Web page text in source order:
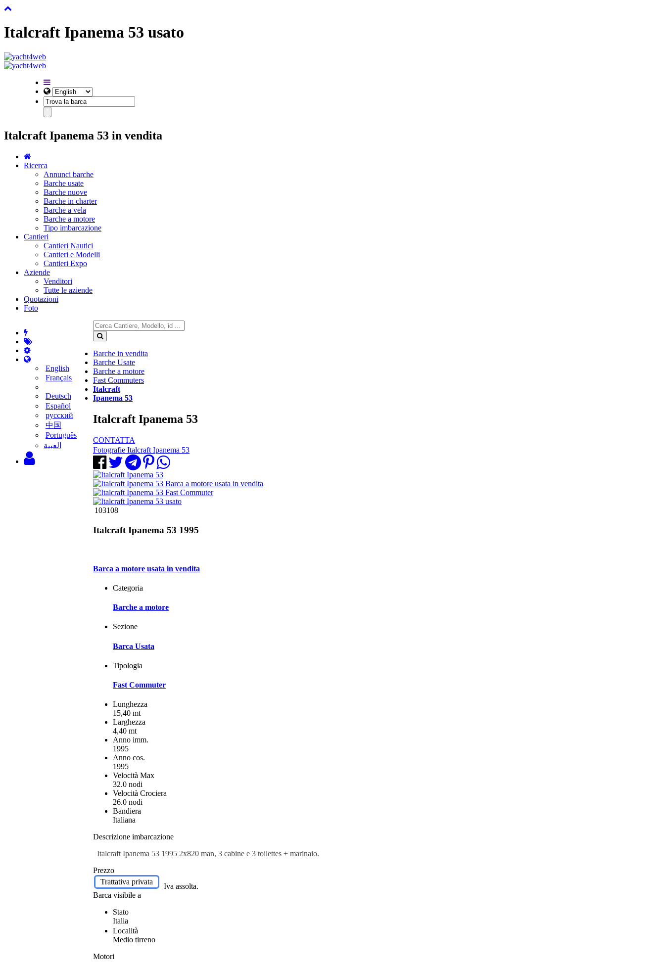
Italcraft Ipanema 53 usato
Italcraft Ipanema 53 in vendita
Ricerca
Annunci barche
Barche usate
Barche nuove
Barche in charter
Barche a vela
Barche a motore
Tipo imbarcazione
Cantieri
Cantieri Nautici
Cantieri e Modelli
Cantieri Expo
Aziende
Venditori
Tutte le aziende
Quotazioni
Foto
English
Français
Deutsch
Español
русский
中国
Português
‫العبية
Barche in vendita
Barche Usate
Barche a motore
Fast Commuters
Italcraft
Ipanema 53
Italcraft Ipanema 53
CONTATTA
Fotografie Italcraft Ipanema 53
103108
Italcraft Ipanema 53 1995
Barca a motore usata in vendita
Categoria
Barche a motore
Sezione
Barca Usata
Tipologia
Fast Commuter
Lunghezza
15,40 mt
Larghezza
4,40 mt
Anno imm.
1995
Anno cos.
1995
Velocità Max
32.0 nodi
Velocità Crociera
26.0 nodi
Bandiera
Italiana
Descrizione imbarcazione
Italcraft Ipanema 53 1995 2x820 man, 3 cabine e 3 toilettes + marinaio.
Prezzo
Trattativa privata
Iva assolta.
Barca visibile a
Stato
Italia
Località
Medio tirreno
Motori